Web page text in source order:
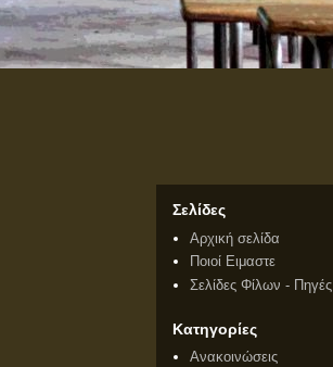
Σελίδες
Αρχική σελίδα
Ποιοί Ειμαστε
Σελίδες Φίλων - Πηγές
Κατηγορίες
Ανακοινώσεις